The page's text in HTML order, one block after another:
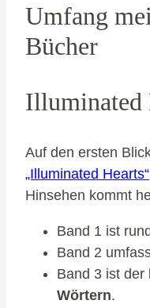
Umfang
Bücher
Illuminated
Auf den ersten
„Illuminated Hearts“
Hinsehen kommt
Band 1 ist
Band 2
Band 3 ist der
Wörtern.